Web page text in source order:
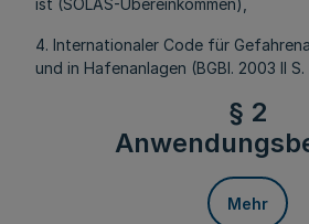
ist (SOLAS-Übereinkommen),
4. Internationaler Code für
und in Hafenanlagen (BGBl. 2003 II
§ 2
Mehr